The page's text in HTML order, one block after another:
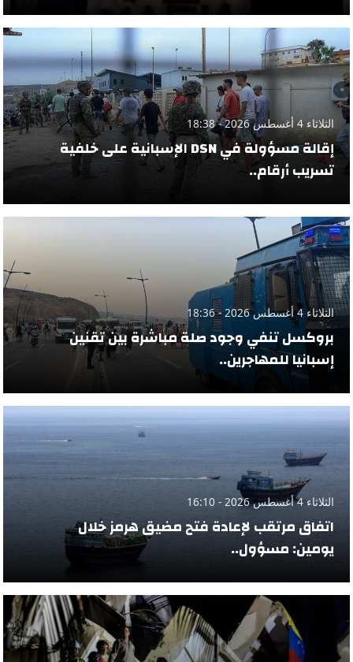
الثلاثاء 4 أغسطس 2026 - 18:38
إقالة مسؤولة في DSN الإسبانية على خلفية
تسريب أرقام..
الثلاثاء 4 أغسطس 2026 - 18:36
بروكسل تنفي وجود صلة مباشرة بين تقنين
إسبانيا للمهاجرين..
الثلاثاء 4 أغسطس 2026 - 16:10
اتفاق مرتقب لإعادة فتح مضيق هرمز خلال
يومين: مسؤول..